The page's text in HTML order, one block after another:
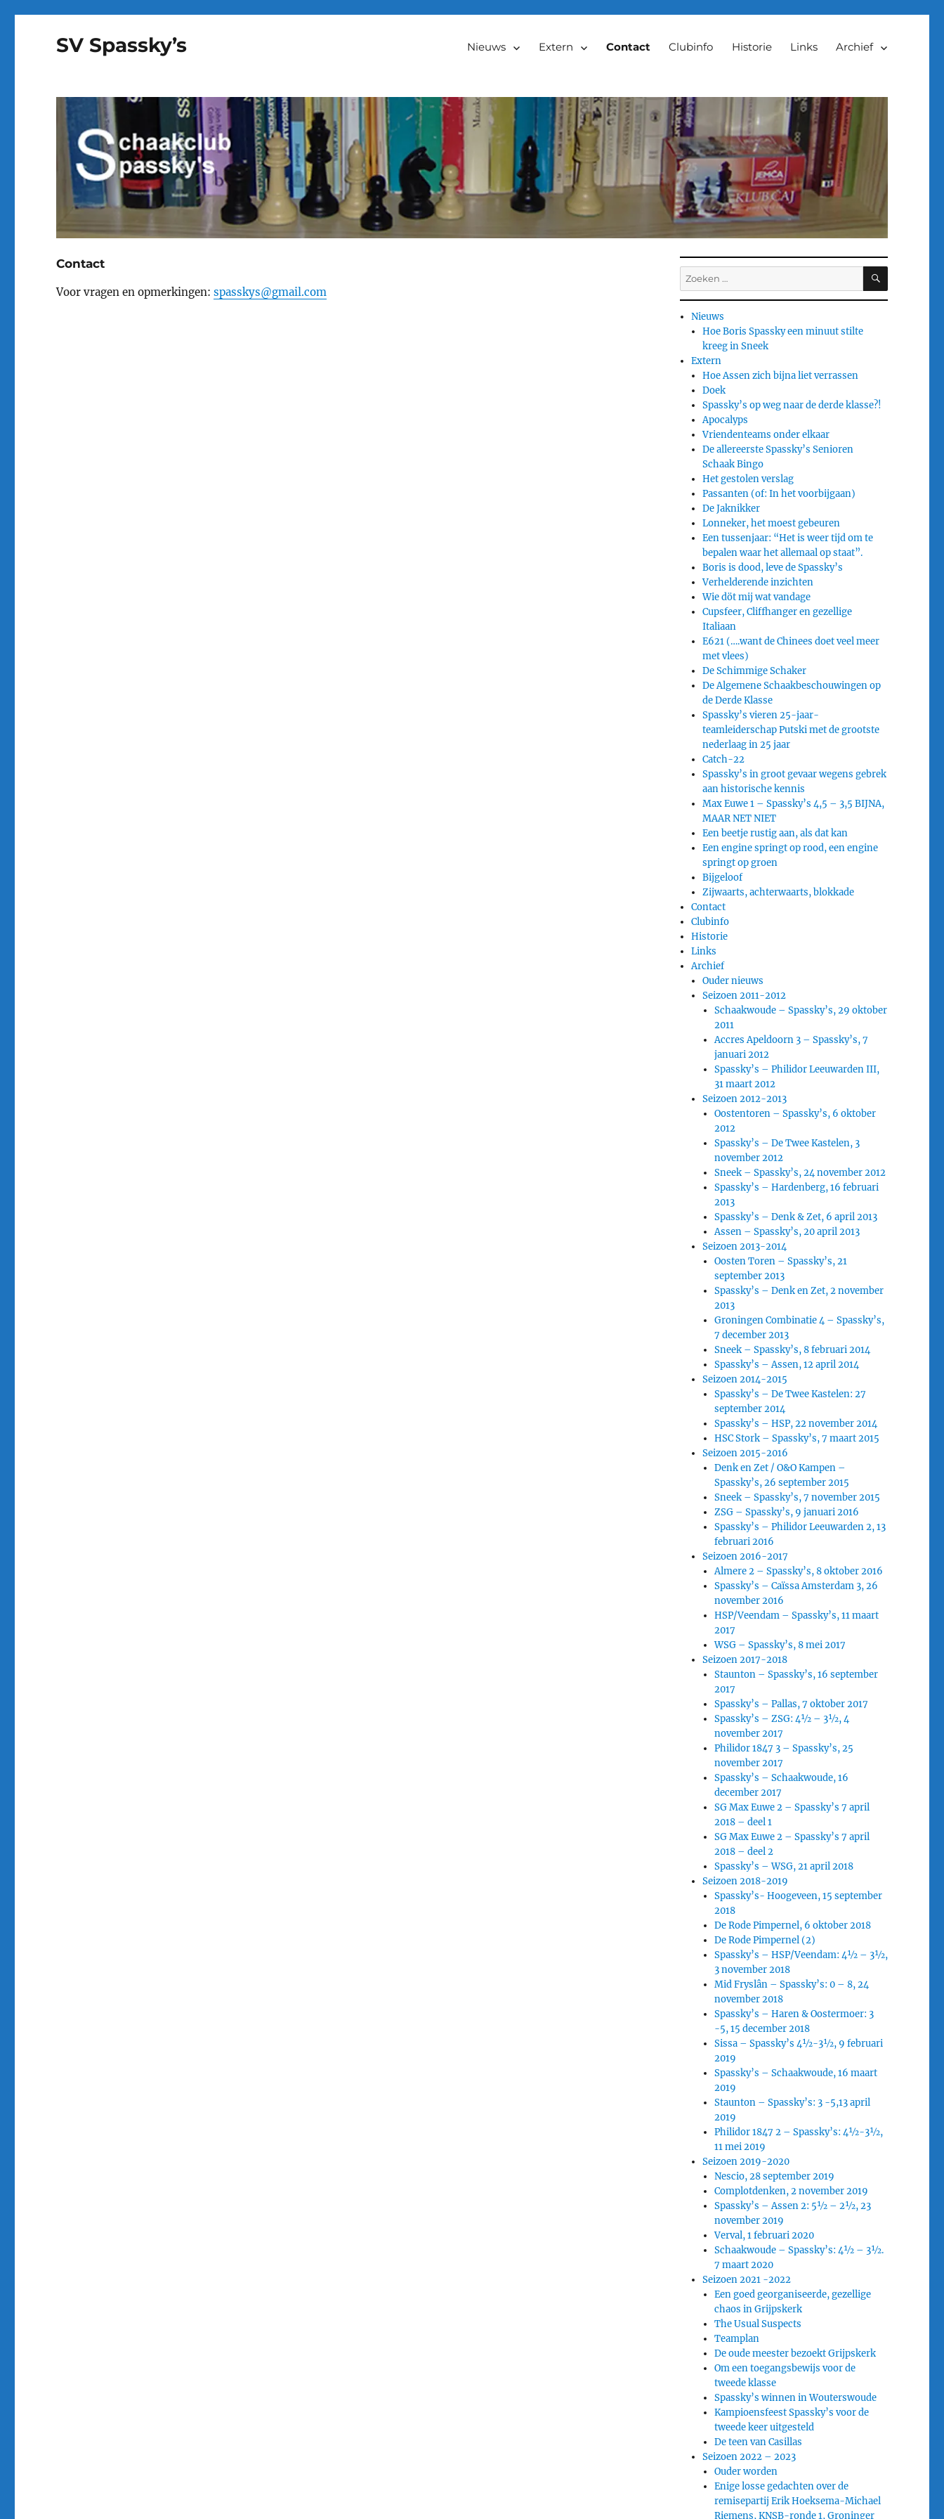
SV Spassky’s Nieuws Extern Contact Clubinfo Historie Links Archief
Contact
Voor vragen en opmerkingen:spasskys@gmail.com
Zoeken
naar:
ZOEKEN
Nieuws
Hoe Boris Spassky een minuut stilte
kreeg in Sneek
Extern
Hoe Assen zich bijna liet verrassen
Doek
Spassky’s op weg naar de derde klasse?!
Apocalyps
Vriendenteams onder elkaar
De allereerste Spassky’s Senioren
Schaak Bingo
Het gestolen verslag
Passanten (of: In het voorbijgaan)
De Jaknikker
Lonneker, het moest gebeuren
Een tussenjaar: “Het is weer tijd om te
bepalen waar het allemaal op staat”.
Boris is dood, leve de Spassky’s
Verhelderende inzichten
Wie döt mij wat vandage
Cupsfeer, Cliffhanger en gezellige
Italiaan
E621 (….want de Chinees doet veel meer
met vlees)
De Schimmige Schaker
De Algemene Schaakbeschouwingen op
de Derde Klasse
Spassky’s vieren 25-jaar-
teamleiderschap Putski met de grootste
nederlaag in 25 jaar
Catch-22
Spassky’s in groot gevaar wegens gebrek
aan historische kennis
Max Euwe 1 – Spassky’s 4,5 – 3,5 BIJNA,
MAAR NET NIET
Een beetje rustig aan, als dat kan
Een engine springt op rood, een engine
springt op groen
Bijgeloof
Zijwaarts, achterwaarts, blokkade
Contact
Clubinfo
Historie
Links
Archief
Ouder nieuws
Seizoen 2011-2012
Schaakwoude – Spassky’s, 29 oktober
2011
Accres Apeldoorn 3 – Spassky’s, 7
januari 2012
Spassky’s – Philidor Leeuwarden III,
31 maart 2012
Seizoen 2012-2013
Oostentoren – Spassky’s, 6 oktober
2012
Spassky’s – De Twee Kastelen, 3
november 2012
Sneek – Spassky’s, 24 november 2012
Spassky’s – Hardenberg, 16 februari
2013
Spassky’s – Denk & Zet, 6 april 2013
Assen – Spassky’s, 20 april 2013
Seizoen 2013-2014
Oosten Toren – Spassky’s, 21
september 2013
Spassky’s – Denk en Zet, 2 november
2013
Groningen Combinatie 4 – Spassky’s,
7 december 2013
Sneek – Spassky’s, 8 februari 2014
Spassky’s – Assen, 12 april 2014
Seizoen 2014-2015
Spassky’s – De Twee Kastelen: 27
september 2014
Spassky’s – HSP, 22 november 2014
HSC Stork – Spassky’s, 7 maart 2015
Seizoen 2015-2016
Denk en Zet / O&O Kampen –
Spassky’s, 26 september 2015
Sneek – Spassky’s, 7 november 2015
ZSG – Spassky’s, 9 januari 2016
Spassky’s – Philidor Leeuwarden 2, 13
februari 2016
Seizoen 2016-2017
Almere 2 – Spassky’s, 8 oktober 2016
Spassky’s – Caïssa Amsterdam 3, 26
november 2016
HSP/Veendam – Spassky’s, 11 maart
2017
WSG – Spassky’s, 8 mei 2017
Seizoen 2017-2018
Staunton – Spassky’s, 16 september
2017
Spassky’s – Pallas, 7 oktober 2017
Spassky’s – ZSG: 4½ – 3½, 4
november 2017
Philidor 1847 3 – Spassky’s, 25
november 2017
Spassky’s – Schaakwoude, 16
december 2017
SG Max Euwe 2 – Spassky’s 7 april
2018 – deel 1
SG Max Euwe 2 – Spassky’s 7 april
2018 – deel 2
Spassky’s – WSG, 21 april 2018
Seizoen 2018-2019
Spassky’s- Hoogeveen, 15 september
2018
De Rode Pimpernel, 6 oktober 2018
De Rode Pimpernel (2)
Spassky’s – HSP/Veendam: 4½ – 3½,
3 november 2018
Mid Fryslân – Spassky’s: 0 – 8, 24
november 2018
Spassky’s – Haren & Oostermoer: 3
-5, 15 december 2018
Sissa – Spassky’s 4½-3½, 9 februari
2019
Spassky’s – Schaakwoude, 16 maart
2019
Staunton – Spassky’s: 3 -5,13 april
2019
Philidor 1847 2 – Spassky’s: 4½-3½,
11 mei 2019
Seizoen 2019-2020
Nescio, 28 september 2019
Complotdenken, 2 november 2019
Spassky’s – Assen 2: 5½ – 2½, 23
november 2019
Verval, 1 februari 2020
Schaakwoude – Spassky’s: 4½ – 3½.
7 maart 2020
Seizoen 2021 -2022
Een goed georganiseerde, gezellige
chaos in Grijpskerk
The Usual Suspects
Teamplan
De oude meester bezoekt Grijpskerk
Om een toegangsbewijs voor de
tweede klasse
Spassky’s winnen in Wouterswoude
Kampioensfeest Spassky’s voor de
tweede keer uitgesteld
De teen van Casillas
Seizoen 2022 – 2023
Ouder worden
Enige losse gedachten over de
remisepartij Erik Hoeksema-Michael
Riemens, KNSB-ronde 1, Groninger